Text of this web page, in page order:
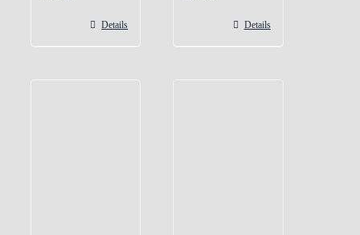
Details Details